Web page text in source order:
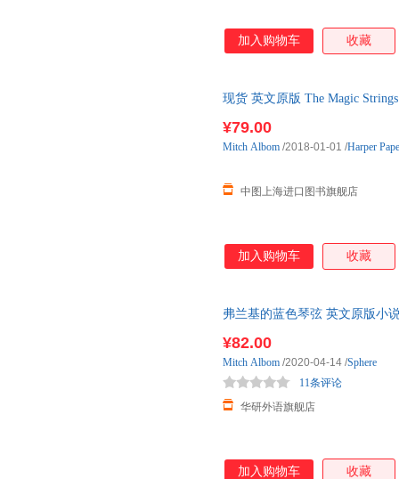
加入购物车 收藏
现货 英文原版 The Magic
¥79.00
中图上海进口图书旗舰店
Mitch Albom /2018-01-01 /Harper
加入购物车 收藏
弗兰基的蓝色琴弦 英文原版小
¥82.00
华研外语旗舰店
11条评论
Mitch Albom /2020-04-14 /Sphere
加入购物车 收藏